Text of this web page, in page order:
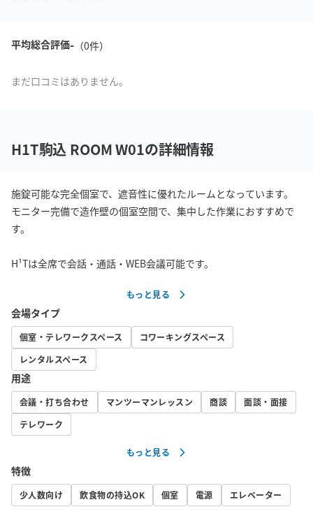
平均総合評価-（0件）
まだ口コミはありません。
H1T駒込 ROOM W01の詳細情報
施錠可能な完全個室で、遮音性に優れたルームとなっています。
モニター完備で造作壁の個室空間で、集中した作業におすすめで
す。
H¹Tは全席で会話・通話・WEB会議可能です。
もっと見る
会場タイプ
個室・テレワークスペース
コワーキングスペース
レンタルスペース
用途
会議・打ち合わせ マンツーマンレッスン 商談
面談・面接
テレワーク
もっと見る
特徴
少人数向け 飲食物の持込OK 個室 電源 エレベーター